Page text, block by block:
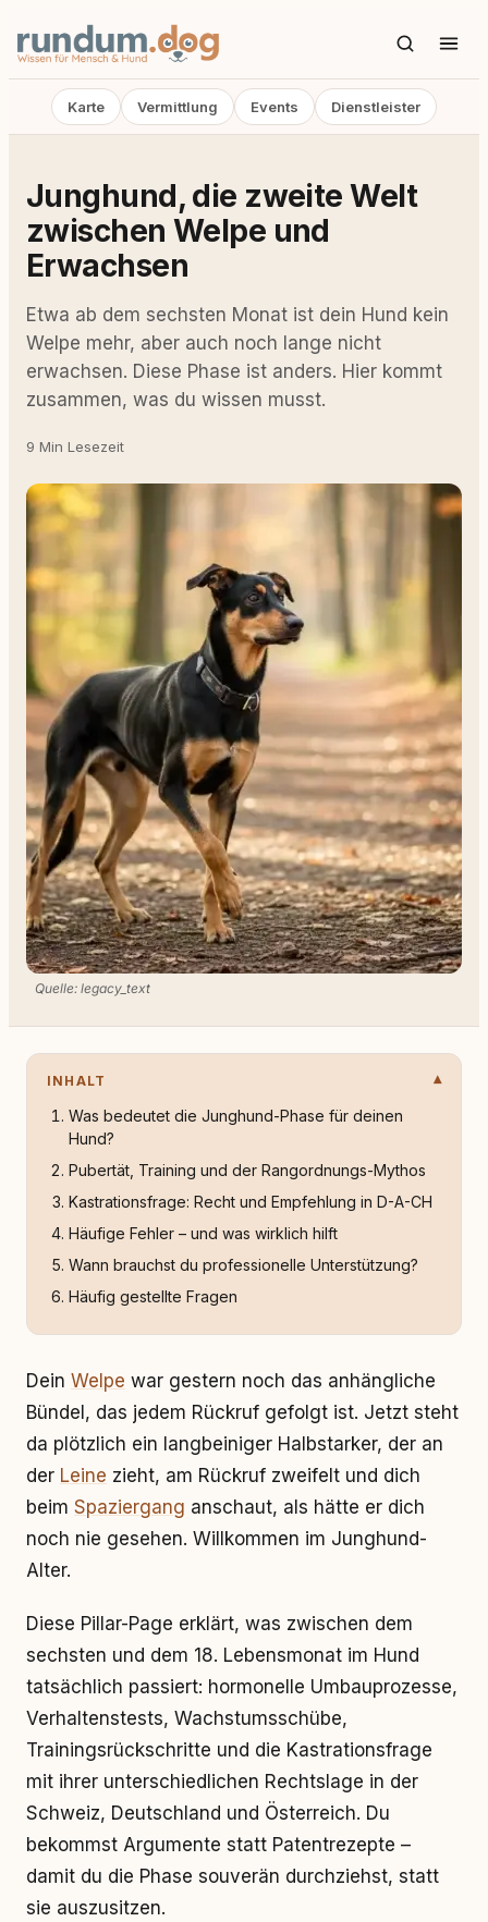
Karte Vermittlung Events Dienstleister
Junghund, die zweite Welt
zwischen Welpe und
Erwachsen
Etwa ab dem sechsten Monat ist dein Hund kein
Welpe mehr, aber auch noch lange nicht
erwachsen. Diese Phase ist anders. Hier kommt
zusammen, was du wissen musst.
9 Min Lesezeit
Quelle: legacy_text
INHALT
Was bedeutet die Junghund-Phase für deinen
Hund?
Pubertät, Training und der Rangordnungs-Mythos
Kastrationsfrage: Recht und Empfehlung in D-A-CH
Häufige Fehler – und was wirklich hilft
Wann brauchst du professionelle Unterstützung?
Häufig gestellte Fragen
Dein Welpe war gestern noch das anhängliche
Bündel, das jedem Rückruf gefolgt ist. Jetzt steht
da plötzlich ein langbeiniger Halbstarker, der an
der Leine zieht, am Rückruf zweifelt und dich
beim Spaziergang anschaut, als hätte er dich
noch nie gesehen. Willkommen im Junghund-
Alter.
Diese Pillar-Page erklärt, was zwischen dem
sechsten und dem 18. Lebensmonat im Hund
tatsächlich passiert: hormonelle Umbauprozesse,
Verhaltenstests, Wachstumsschübe,
Trainingsrückschritte und die Kastrationsfrage
mit ihrer unterschiedlichen Rechtslage in der
Schweiz, Deutschland und Österreich. Du
bekommst Argumente statt Patentrezepte –
damit du die Phase souverän durchziehst, statt
sie auszusitzen.